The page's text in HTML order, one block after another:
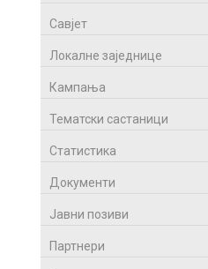
Савјет
Локалне заједнице
Кампања
Тематски састаници
Статистика
Документи
Јавни позиви
Партнери